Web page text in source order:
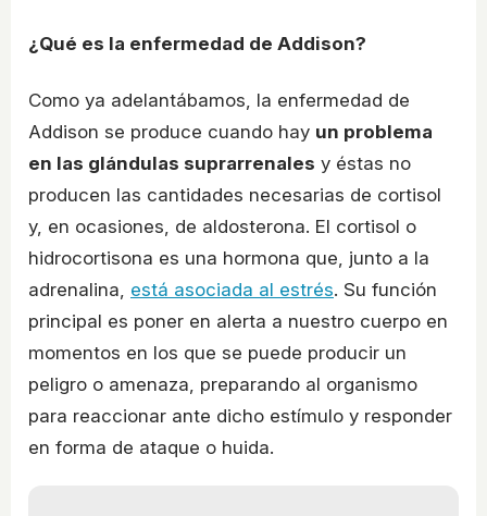
¿Qué es la enfermedad de Addison?
Como ya adelantábamos, la enfermedad de
Addison se produce cuando hay un problema
en las glándulas suprarrenales y éstas no
producen las cantidades necesarias de cortisol
y, en ocasiones, de aldosterona. El cortisol o
hidrocortisona es una hormona que, junto a la
adrenalina, está asociada al estrés. Su función
principal es poner en alerta a nuestro cuerpo en
momentos en los que se puede producir un
peligro o amenaza, preparando al organismo
para reaccionar ante dicho estímulo y responder
en forma de ataque o huida.